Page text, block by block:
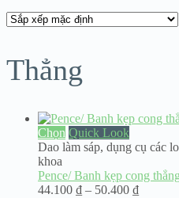
Thẳng
Chọn Quick Look
Dao làm sáp, dụng cụ các
khoa
Pence/ Banh kẹp cong
44.100 ₫ – 50.400 ₫Khoảng